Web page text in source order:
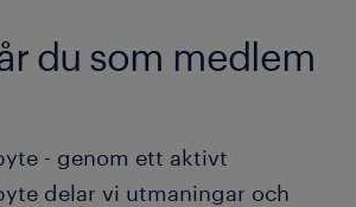
du som medlem
- genom ett aktivt
delar vi utmaningar och